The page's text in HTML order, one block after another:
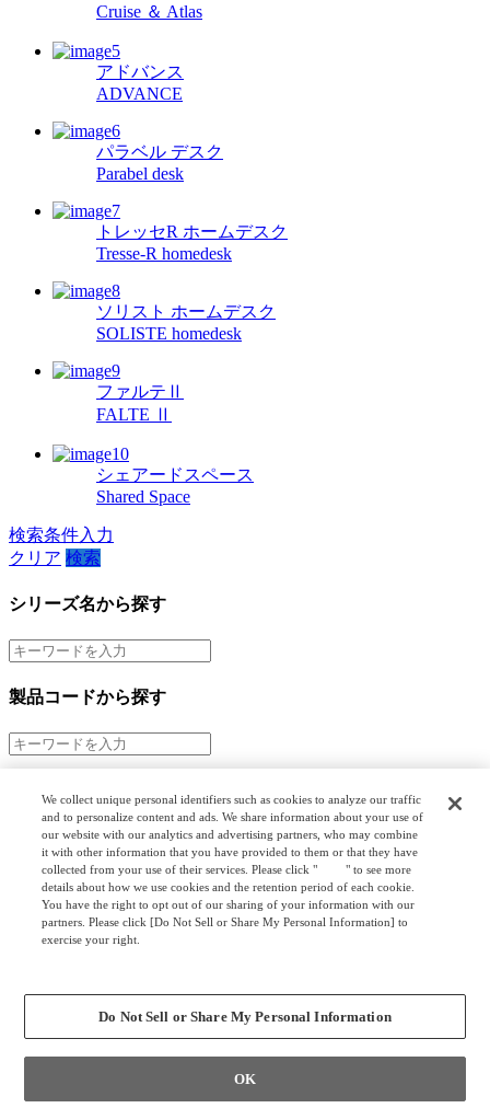
Cruise ＆ Atlas
アドバンス
ADVANCE
パラベル デスク
Parabel desk
トレッセR ホームデスク
Tresse-R homedesk
ソリスト ホームデスク
SOLISTE homedesk
ファルテⅡ
FALTE Ⅱ
シェアードスペース
Shared Space
検索条件入力
クリア 検索
シリーズ名から探す
製品コードから探す
階層検索
オプション検索
リスト検索
カスタマイズ検索
クリア 検索
We collect unique personal identifiers such as cookies to analyze our traffic
and to personalize content and ads. We share information about your use of
our website with our analytics and advertising partners, who may combine
it with other information that you have provided to them or that they have
collected from your use of their services. Please click "
here" to see more
details about how we use cookies and the retention period of each cookie.
You have the right to opt out of our sharing of your information with our
partners. Please click [Do Not Sell or Share My Personal Information] to
exercise your right.
Do Not Sell or Share My Personal Information
OK